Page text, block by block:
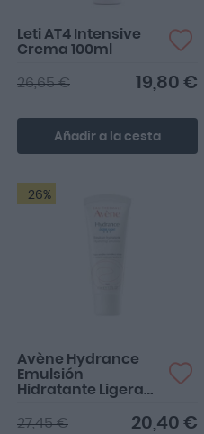
Leti AT4 Intensive
Crema 100ml
19,80 €
26,65 €
Añadir a la cesta
-26%
Avène Hydrance
Emulsión
Hidratante Ligera
20,40 €
27,45 €